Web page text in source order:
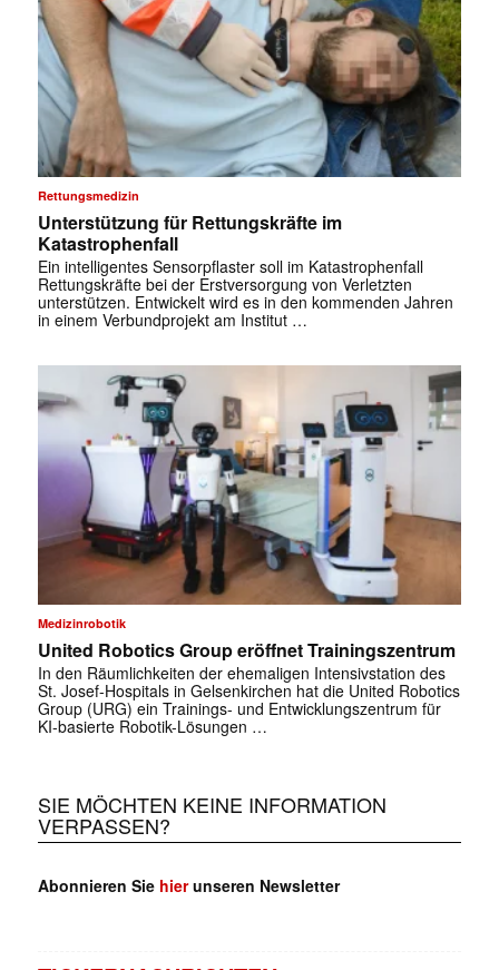
Rettungsmedizin
Unterstützung für Rettungskräfte im
Katastrophenfall
Ein intelligentes Sensorpflaster soll im Katastrophenfall
Rettungskräfte bei der Erstversorgung von Verletzten
unterstützen. Entwickelt wird es in den kommenden Jahren
in einem Verbundprojekt am Institut …
Medizinrobotik
United Robotics Group eröffnet Trainingszentrum
In den Räumlichkeiten der ehemaligen Intensivstation des
St. Josef-Hospitals in Gelsenkirchen hat die United Robotics
Group (URG) ein Trainings- und Entwicklungszentrum für
KI-basierte Robotik-Lösungen …
SIE MÖCHTEN KEINE INFORMATION
VERPASSEN?
Abonnieren Sie hierunseren Newsletter